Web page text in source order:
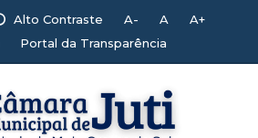
Alto Contraste A- A
A+
Portal da Transparência